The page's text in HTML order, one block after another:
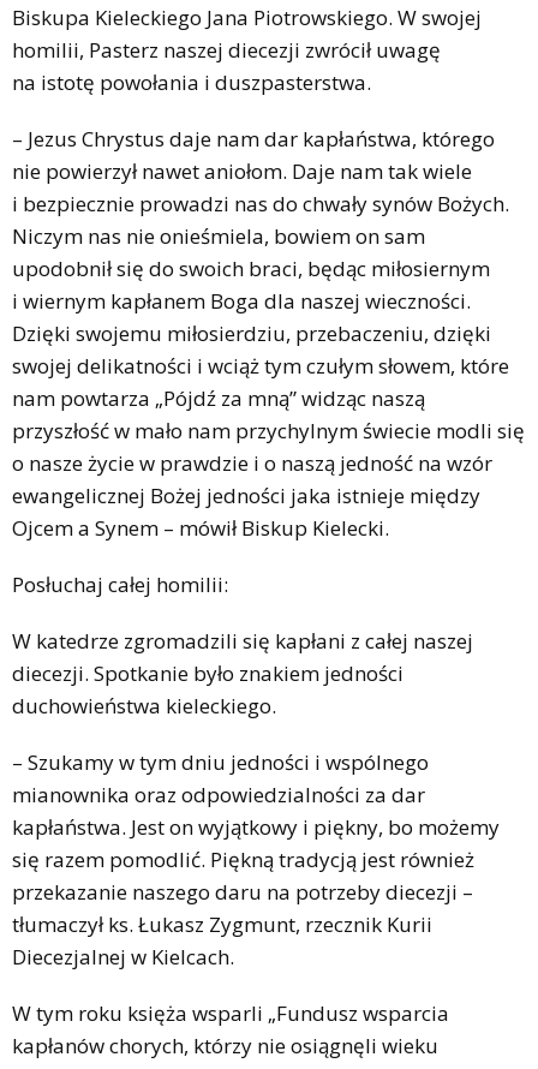
Biskupa Kieleckiego Jana Piotrowskiego. W swojej
homilii, Pasterz naszej diecezji zwrócił uwagę
na istotę powołania i duszpasterstwa.
– Jezus Chrystus daje nam dar kapłaństwa, którego
nie powierzył nawet aniołom. Daje nam tak wiele
i bezpiecznie prowadzi nas do chwały synów Bożych.
Niczym nas nie onieśmiela, bowiem on sam
upodobnił się do swoich braci, będąc miłosiernym
i wiernym kapłanem Boga dla naszej wieczności.
Dzięki swojemu miłosierdziu, przebaczeniu, dzięki
swojej delikatności i wciąż tym czułym słowem, które
nam powtarza „Pójdź za mną” widząc naszą
przyszłość w mało nam przychylnym świecie modli się
o nasze życie w prawdzie i o naszą jedność na wzór
ewangelicznej Bożej jedności jaka istnieje między
Ojcem a Synem – mówił Biskup Kielecki.
Posłuchaj całej homilii:
W katedrze zgromadzili się kapłani z całej naszej
diecezji. Spotkanie było znakiem jedności
duchowieństwa kieleckiego.
– Szukamy w tym dniu jedności i wspólnego
mianownika oraz odpowiedzialności za dar
kapłaństwa. Jest on wyjątkowy i piękny, bo możemy
się razem pomodlić. Piękną tradycją jest również
przekazanie naszego daru na potrzeby diecezji –
tłumaczył ks. Łukasz Zygmunt, rzecznik Kurii
Diecezjalnej w Kielcach.
W tym roku księża wsparli „Fundusz wsparcia
kapłanów chorych, którzy nie osiągnęli wieku